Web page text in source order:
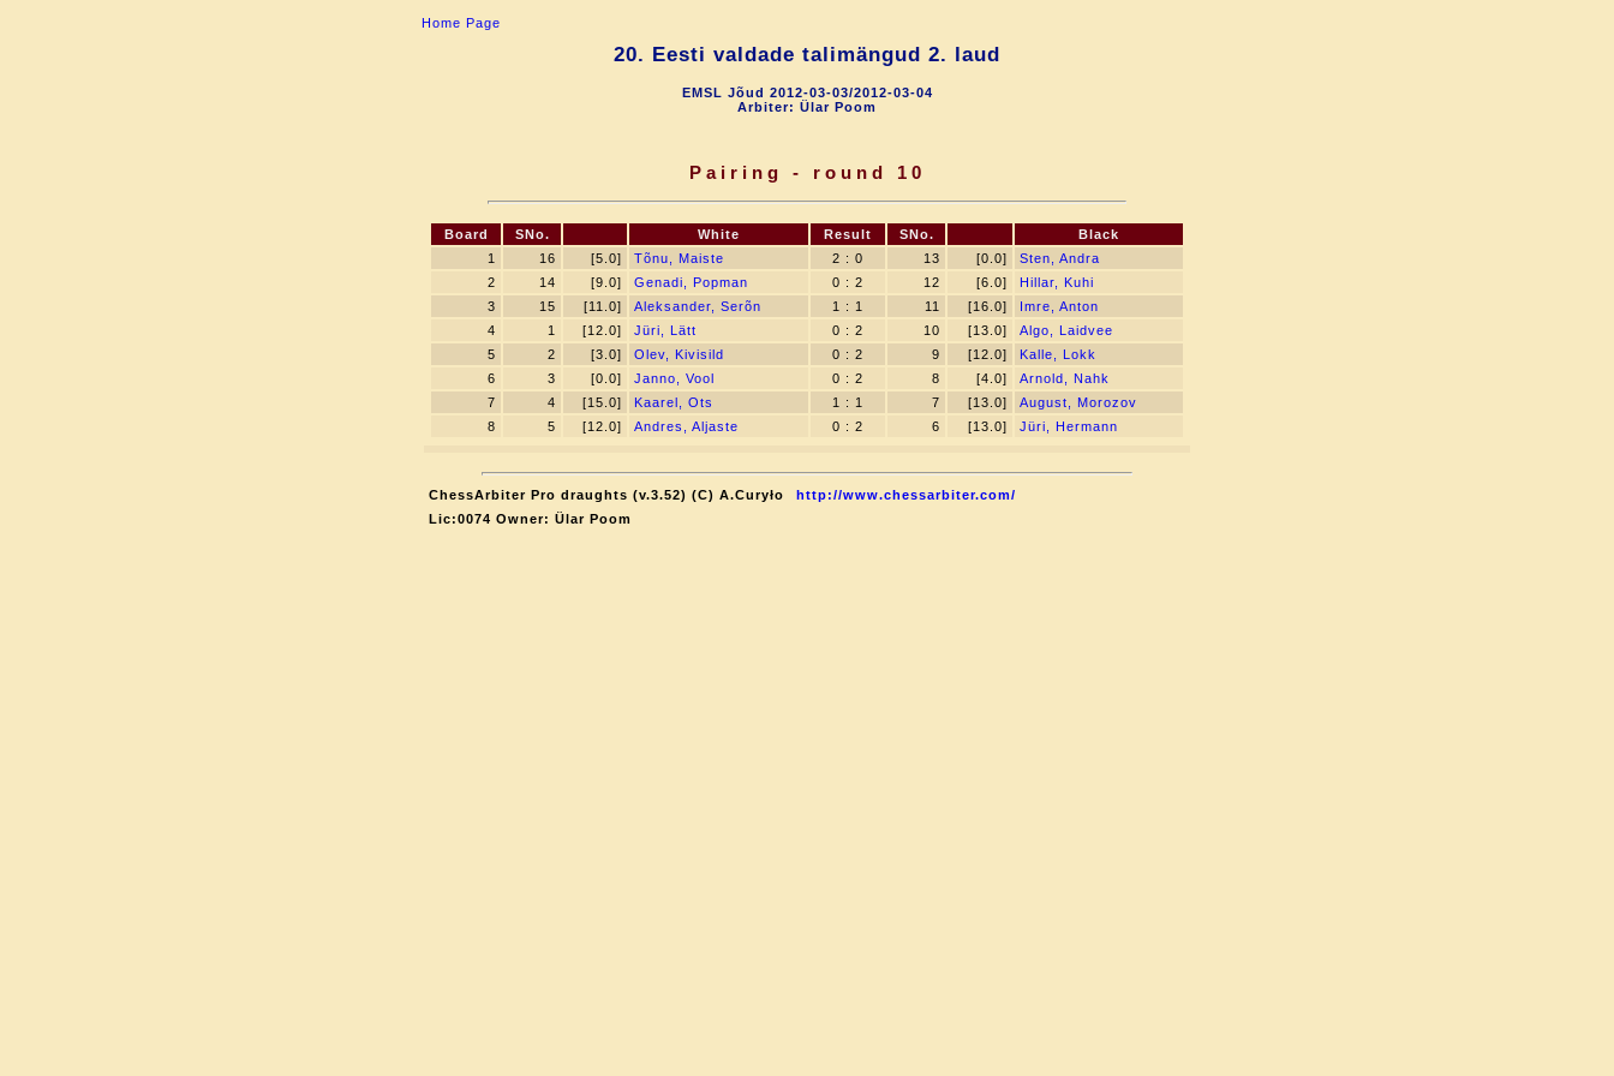
Home Page
20. Eesti valdade talimängud 2. laud
EMSL Jõud 2012-03-03/2012-03-04
Arbiter: Ülar Poom
Pairing - round 10
Board SNo. White Result SNo.
Black
1
16 [5.0] Tõnu, Maiste 2 : 0 13 [0.0]
Sten, Andra
2
14 [9.0] Genadi, Popman 0 : 2 12 [6.0]
Hillar, Kuhi
3
15 [11.0] Aleksander, Serõn 1 : 1 11 [16.0]
Imre, Anton
4
1 [12.0] Jüri, Lätt 0 : 2 10 [13.0]
Algo, Laidvee
5
2 [3.0] Olev, Kivisild 0 : 2 9 [12.0]
Kalle, Lokk
6
3 [0.0] Janno, Vool 0 : 2 8 [4.0]
Arnold, Nahk
7
4 [15.0] Kaarel, Ots 1 : 1 7 [13.0]
August, Morozov
8
5 [12.0] Andres, Aljaste 0 : 2 6 [13.0] Jüri, Hermann
ChessArbiter Pro draughts (v.3.52) (C) A.Curyło
http://www.chessarbiter.com/
Lic:0074 Owner: Ülar Poom